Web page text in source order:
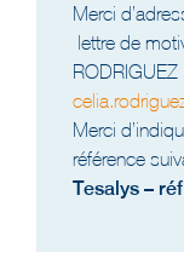
Merci
lettre de
RODRIGUEZ
Merci
référence
Tesalys –